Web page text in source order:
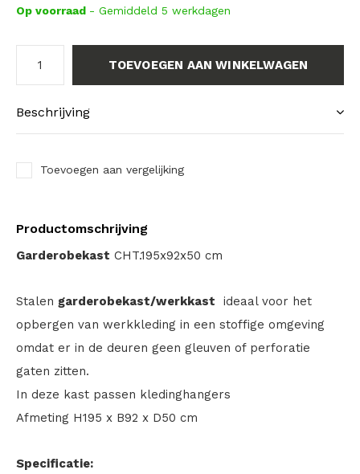
Op voorraad - Gemiddeld 5 werkdagen
TOEVOEGEN AAN WINKELWAGEN
Beschrijving
Toevoegen aan vergelijking
Productomschrijving
Garderobekast CHT.195x92x50 cm
Stalen garderobekast/werkkast ideaal voor het
opbergen van werkkleding in een stoffige omgeving
omdat er in de deuren geen gleuven of perforatie
gaten zitten.
In deze kast passen kledinghangers
Afmeting H195 x B92 x D50 cm
Specificatie: